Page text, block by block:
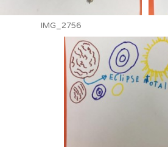
IMG_2756